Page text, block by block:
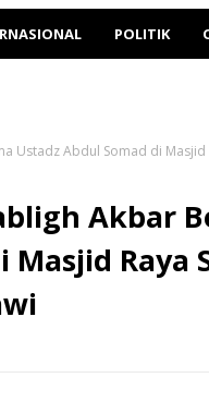
POLITIK
Ustadz Abdul Somad di Masjid
Akbar
Masjid Raya